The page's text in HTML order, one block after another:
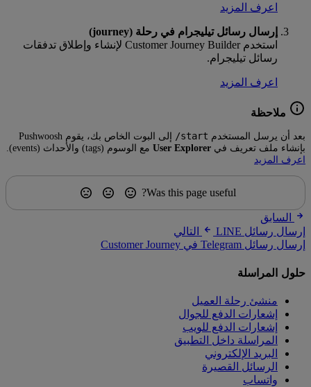
اعرف المزيد
إرسال رسائل تيليجرام في رحلة (journey)
استخدم Customer Journey Builder لإنشاء وإطلاق تدفقات
رسائل تيليجرام.
اعرف المزيد
ملاحظة
بعد أن يرسل المستخدم /start
إلى البوت الخاص بك، يقوم Pushwoosh
بإنشاء ملف تعريف في User Explorer مع الوسوم (tags) والأحداث (events).
اعرف المزيد
Was this page useful?
السابق
إرسال رسائل LINE
التالي
إرسال رسائل Telegram في Customer Journey
حلول المراسلة
منشئ رحلة العميل
إشعارات الدفع للجوال
إشعارات الدفع للويب
المراسلة داخل التطبيق
البريد الإلكتروني
الرسائل القصيرة
واتساب